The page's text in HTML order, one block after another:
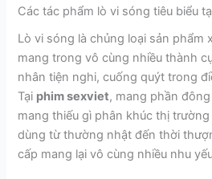
Các tác phẩm lò vi sóng tiêu biểu
Lò vi sóng là chủng loại sản phẩm
mang trong vô cùng nhiều thành
nhân tiện nghi, cuống quýt trong
Tại phim sexviet, mang phần
mang thiếu gì phân khúc thị
dùng từ thường nhật đến thời
cấp mang lại vô cùng nhiều nhu